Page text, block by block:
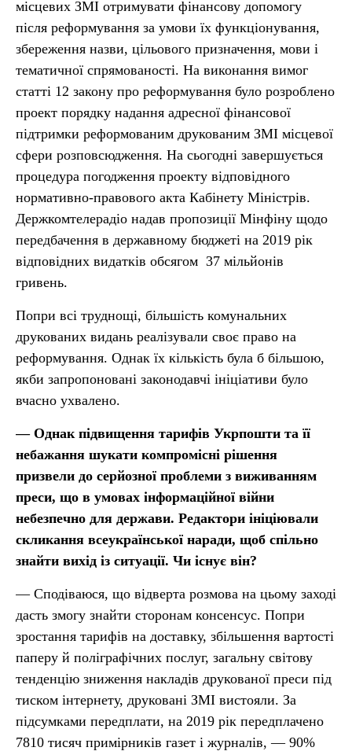
місцевих ЗМІ отримувати фінансову допомогу
після реформування за умови їх функціонування,
збереження назви, цільового призначення, мови і
тематичної спрямованості. На виконання вимог
статті 12 закону про реформування було розроблено
проект порядку надання адресної фінансової
підтримки реформованим друкованим ЗМІ місцевої
сфери розповсюдження. На сьогодні завершується
процедура погодження проекту відповідного
нормативно-правового акта Кабінету Міністрів.
Держкомтелерадіо надав пропозиції Мінфіну щодо
передбачення в державному бюджеті на 2019 рік
відповідних видатків обсягом 37 мільйонів
гривень.
Попри всі труднощі, більшість комунальних
друкованих видань реалізували своє право на
реформування. Однак їх кількість була б більшою,
якби запропоновані законодавчі ініціативи було
вчасно ухвалено.
— Однак підвищення тарифів Укрпошти та її
небажання шукати компромісні рішення
призвели до серйозної проблеми з виживанням
преси, що в умовах інформаційної війни
небезпечно для держави. Редактори ініціювали
скликання всеукраїнської наради, щоб спільно
знайти вихід із ситуації. Чи існує він?
— Сподіваюся, що відверта розмова на цьому заході
дасть змогу знайти сторонам консенсус. Попри
зростання тарифів на доставку, збільшення вартості
паперу й поліграфічних послуг, загальну світову
тенденцію зниження накладів друкованої преси під
тиском інтернету, друковані ЗМІ вистояли. За
підсумками передплати, на 2019 рік передплачено
7810 тисяч примірників газет і журналів, — 90%